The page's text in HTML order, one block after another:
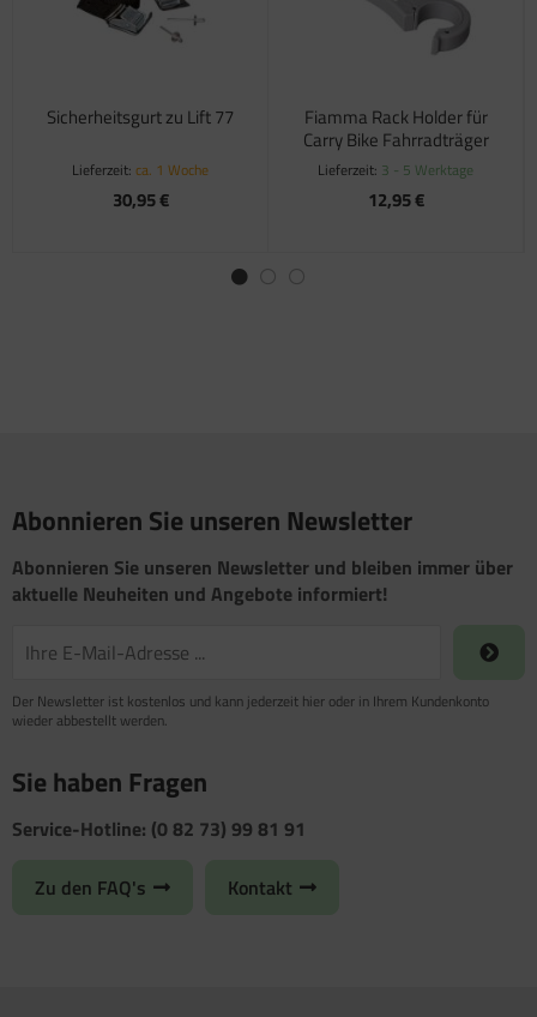
Sicherheitsgurt zu Lift 77
Lieferzeit: ca. 1 Woche
30,95 €
Fiamma Rack Holder für
Carry Bike Fahrradträger
Lieferzeit: 3 - 5 Werktage
12,95 €
Abonnieren Sie unseren Newsletter
Abonnieren Sie unseren Newsletter und bleiben immer über
aktuelle Neuheiten und Angebote informiert!
Der Newsletter ist kostenlos und kann jederzeit hier oder in Ihrem Kundenkonto
wieder abbestellt werden.
Sie haben Fragen
Service-Hotline: (0 82 73) 99 81 91
Zu den FAQ's Kontakt